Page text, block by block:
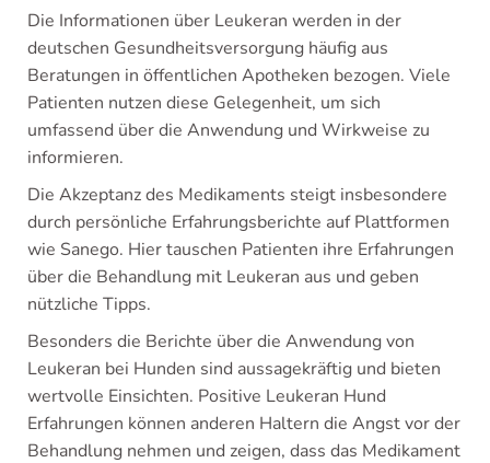
Die Informationen über Leukeran werden in der
deutschen Gesundheitsversorgung häufig aus
Beratungen in öffentlichen Apotheken bezogen. Viele
Patienten nutzen diese Gelegenheit, um sich
umfassend über die Anwendung und Wirkweise zu
informieren.
Die Akzeptanz des Medikaments steigt insbesondere
durch persönliche Erfahrungsberichte auf Plattformen
wie Sanego. Hier tauschen Patienten ihre Erfahrungen
über die Behandlung mit Leukeran aus und geben
nützliche Tipps.
Besonders die Berichte über die Anwendung von
Leukeran bei Hunden sind aussagekräftig und bieten
wertvolle Einsichten. Positive Leukeran Hund
Erfahrungen können anderen Haltern die Angst vor der
Behandlung nehmen und zeigen, dass das Medikament